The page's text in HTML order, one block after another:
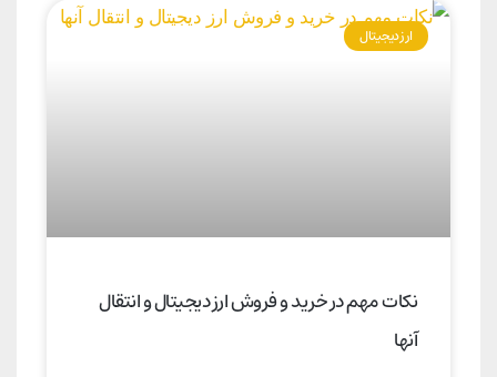
ارز دیجیتال
نکات مهم در خرید و فروش ارز دیجیتال و انتقال
آنها